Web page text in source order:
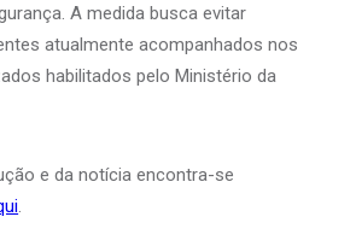
A medida busca evitar
atualmente acompanhados nos
habilitados pelo Ministério da
e da notícia encontra-se
.